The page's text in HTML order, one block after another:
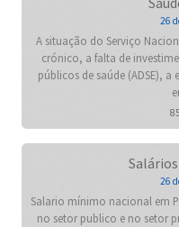
26
A situação do Serviço
crónico, a falta de
públicos de saúde (ADSE),
26
Salario mínimo nacional em
no setor publico e no setor